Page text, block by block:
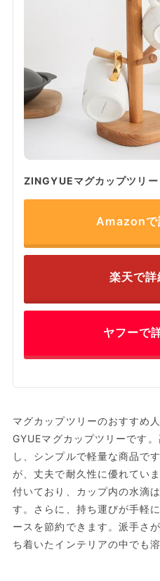
ZINGYUEマグカップツリー
Amazonで
楽天で詳
ヤフーで
マグカップツリーのおすすめ
GYUEマグカップツリーです
し、シンプルで軽量な商品で
が、丈夫で耐久性に優れてい
付いており、カップ内の水滴
す。さらに、持ち運びが手軽
ースを節約できます。派手さ
ち着いたインテリアの中でも